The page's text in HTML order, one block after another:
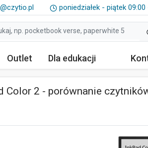
poniedziałek - piątek 09:00
Outlet Dla edukacji
Color 2 - porównanie